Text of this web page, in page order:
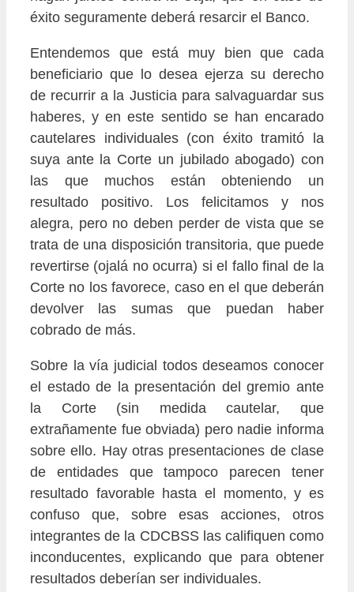
éxito seguramente deberá resarcir el Banco.
Entendemos que está muy bien que cada
beneficiario que lo desea ejerza su derecho
de recurrir a la Justicia para salvaguardar sus
haberes, y en este sentido se han encarado
cautelares individuales (con éxito tramitó la
suya ante la Corte un jubilado abogado) con
las que muchos están obteniendo un
resultado positivo. Los felicitamos y nos
alegra, pero no deben perder de vista que se
trata de una disposición transitoria, que puede
revertirse (ojalá no ocurra) si el fallo final de la
Corte no los favorece, caso en el que deberán
devolver las sumas que puedan haber
cobrado de más.
Sobre la vía judicial todos deseamos conocer
el estado de la presentación del gremio ante
la Corte (sin medida cautelar, que
extrañamente fue obviada) pero nadie informa
sobre ello. Hay otras presentaciones de clase
de entidades que tampoco parecen tener
resultado favorable hasta el momento, y es
confuso que, sobre esas acciones, otros
integrantes de la CDCBSS las califiquen como
inconducentes, explicando que para obtener
resultados deberían ser individuales.